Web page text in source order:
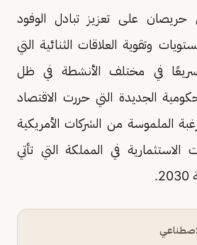
على تعزيز تبادل الوفود
وتقوية العلاقات الثنائية التي
في مختلف الأنشطة في ظل
الجديدة التي حررت الاقتصاد
الملموسة من الشركات الأمريكية
الاستثمارية في المملكة التي تأتي